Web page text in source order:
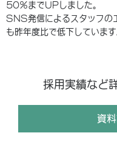
50％までUPしました。
SNS発信によるスタッフの
も昨年度比で低下しています
採用実績など
資